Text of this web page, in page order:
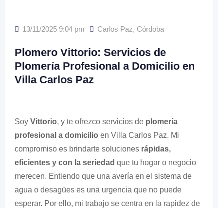
13/11/2025 9:04 pm Carlos Paz, Córdoba
Plomero Vittorio: Servicios de
Plomería Profesional a Domicilio en
Villa Carlos Paz
Soy Vittorio, y te ofrezco servicios de plomería
profesional a domicilio en Villa Carlos Paz. Mi
compromiso es brindarte soluciones rápidas,
eficientes y con la seriedad que tu hogar o negocio
merecen. Entiendo que una avería en el sistema de
agua o desagües es una urgencia que no puede
esperar. Por ello, mi trabajo se centra en la rapidez de